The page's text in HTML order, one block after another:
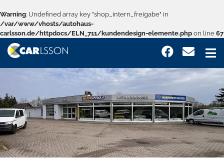
Warning: Undefined array key "shop_intern_freigabe" in
/var/www/vhosts/autohaus-
carlsson.de/httpdocs/ELN_711/kundendesign-elemente.php on line 67